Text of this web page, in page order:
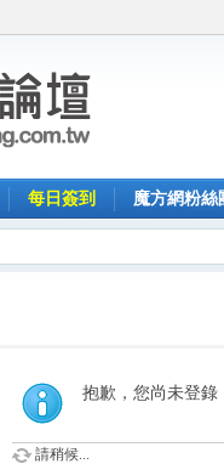
每日簽到 魔方網粉絲
抱歉，您尚未登錄
請稍候...